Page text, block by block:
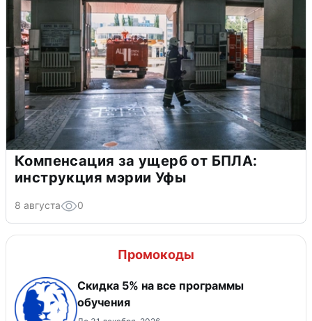
Компенсация за ущерб от БПЛА:
инструкция мэрии Уфы
8 августа 0
Промокоды
Скидка 5% на все программы
обучения